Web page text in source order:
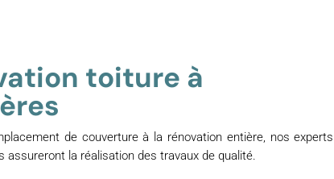
toiture à
de couverture à la rénovation entière, nos experts
assureront la réalisation des travaux de qualité.